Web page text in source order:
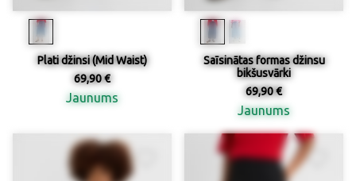
Plati džinsi (Mid Waist)
69,90 €
Jaunums
Saīsinātas formas džinsu
bikšusvārki
69,90 €
Jaunums